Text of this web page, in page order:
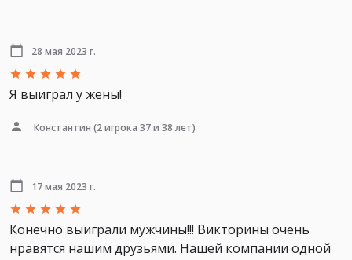
28 мая 2023 г.
Я выиграл у жены!
Константин (2 игрока 37 и 38 лет)
17 мая 2023 г.
Конечно выиграли мужчины!!! Викторины очень
нравятся нашим друзьями. Нашей компании одной